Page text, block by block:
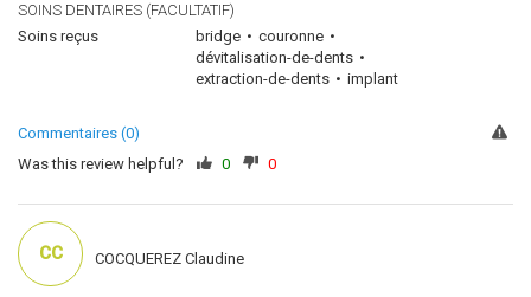
SOINS DENTAIRES (FACULTATIF)
Soins reçus
bridge
couronne
dévitalisation-de-dents
extraction-de-dents
implant
Commentaires (0)
Was this review helpful?
0 0
CC COCQUEREZ Claudine